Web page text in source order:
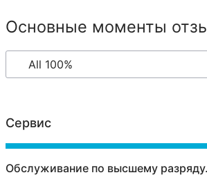
Основные моменты
Сервис
Обслуживание по высшему разряду.